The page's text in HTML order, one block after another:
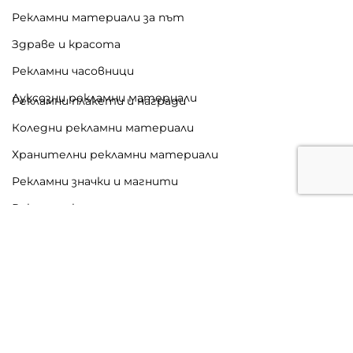
Рекламни материали за път
Здраве и красота
Рекламни часовници
Луксозни рекламни материали
Рекламни плакети и награди
Коледни рекламни материали
Хранителни рекламни материали
Рекламни значки и магнити
Рекламни календари